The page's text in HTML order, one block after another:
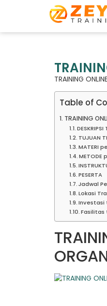
TRAINING
Table of
TRAINING
TUJUAN
MATERI
PESERTA
Jadwal
Lokasi
Investasi
Fasilitas